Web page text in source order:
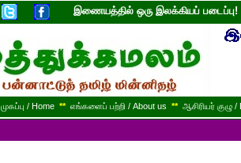
இணையத்தில் ஒரு இலக்கியப்
முகப்பு / Home ** எங்களைப் பற்றி / About us ** ஆசிரியர் குழு